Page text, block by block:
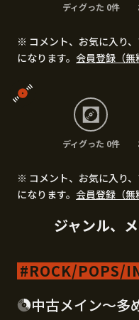
ディグった 0件
※ コメント、お気に入り
になります。 会員登録（無
ディグった 0件
※ コメント、お気に入り
になります。 会員登録（無
ジャンル、
ROCK/POPS/
中古メイン〜多